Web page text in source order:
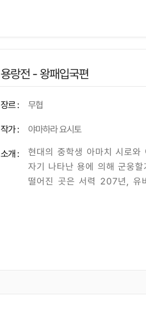
용랑전 - 왕패입국편
장르 : 무협
작가 : 야마하라 요시토
소개 :
현대의 중학생 아마치 시로
자기 나타난 용에 의해 군웅
떨어진 곳은 서력 207년, 유